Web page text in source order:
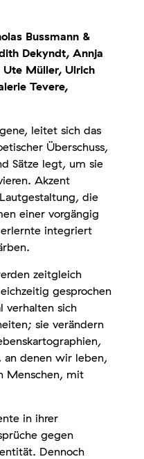
Bussmann &
Dekyndt, Annja
Müller, Ulrich
Tevere,
leitet sich das
Überschuss,
Sätze legt, um sie
Akzent
die
einer vorgängig
integriert
zeitgleich
gesprochen
verhalten sich
sie verändern
an de­nen wir leben,
Menschen, mit
in ihrer
gegen
Dennoch